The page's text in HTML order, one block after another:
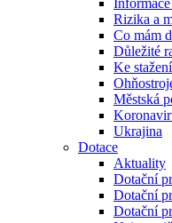
Rizika a
Co mám
Důležité
Ke stažení
Městská
Ukrajina
Dotace
Aktuality
Dotační
Dotační
Dotační